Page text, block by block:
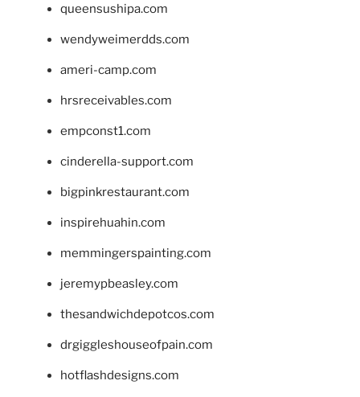
queensushipa.com
wendyweimerdds.com
ameri-camp.com
hrsreceivables.com
empconst1.com
cinderella-support.com
bigpinkrestaurant.com
inspirehuahin.com
memmingerspainting.com
jeremypbeasley.com
thesandwichdepotcos.com
drgiggleshouseofpain.com
hotflashdesigns.com